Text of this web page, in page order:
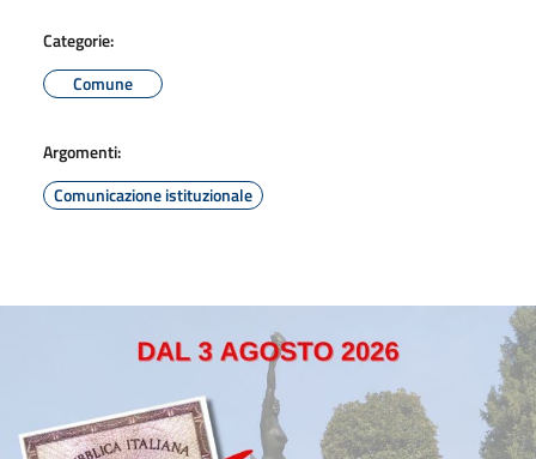
Categorie:
Comune
Argomenti:
Comunicazione istituzionale